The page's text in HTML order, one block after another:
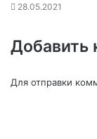
28.05.2021
Добавить
Для отправки